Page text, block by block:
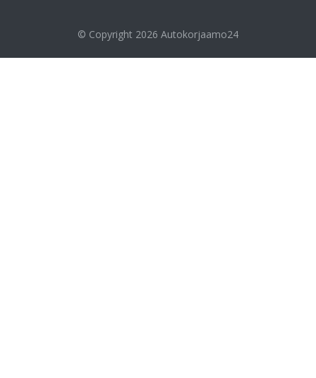
© Copyright 2026 Autokorjaamo24